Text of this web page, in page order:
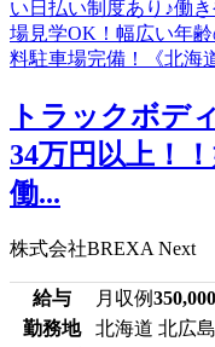
トラックボデ
34万円以上！
働...
株式会社BREXA Next
給与 月収例350,000
勤務地
北海道 北広